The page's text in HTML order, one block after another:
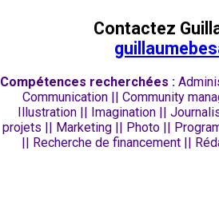
Contactez
Compétences recherchées :
Communication || Community
Illustration || Imagination ||
projets || Marketing || Photo ||
|| Recherche de financement ||